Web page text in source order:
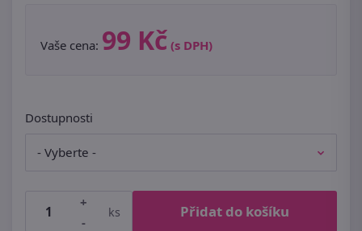
Vaše cena: 99 Kč (s DPH)
Dostupnosti
+
-
ks Přidat do košíku